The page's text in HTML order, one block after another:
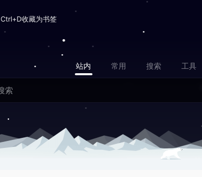
Ctrl+D收藏为书签
站内 常用 搜索 工具